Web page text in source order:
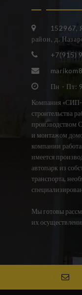
152967,
район, д.
+7(915)
Пн - Пт:
Компания «СИП-
строительства
производством
и монтажом
компании
имеется
автопарк из
транспорта,
Мы готовы
их